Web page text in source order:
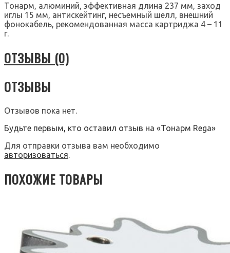
Тонарм, алюминий, эффективная длина 237 мм, заход
иглы 15 мм, антискейтинг, несъемный шелл, внешний
фонокабель, рекомендованная масса картриджа 4 – 11
г.
ОТЗЫВЫ (0)
ОТЗЫВЫ
Отзывов пока нет.
Будьте первым, кто оставил отзыв на «Тонарм Rega»
Для отправки отзыва вам необходимо
авторизоваться.
ПОХОЖИЕ ТОВАРЫ